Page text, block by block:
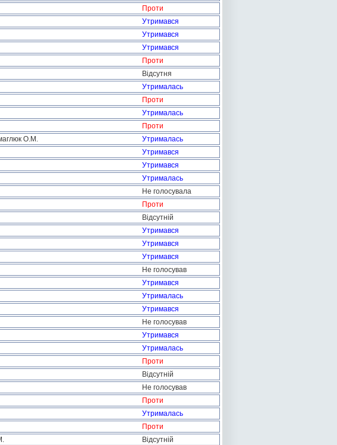
Проти
Утримався
Утримався
Утримався
Проти
Відсутня
Утрималась
Проти
Утрималась
Проти
О.М.
Утрималась
Утримався
Утримався
Утрималась
Не голосувала
Проти
Відсутній
Утримався
Утримався
Утримався
Не голосував
Утримався
Утрималась
Утримався
Не голосував
Утримався
Утрималась
Проти
Відсутній
Не голосував
Проти
Утрималась
Проти
Відсутній